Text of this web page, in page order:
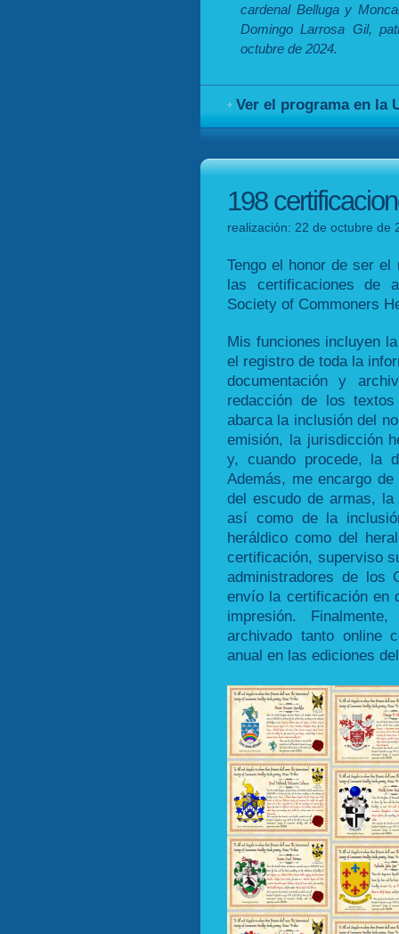
cardenal Belluga y
Domingo Larrosa Gil,
octubre de 2024.
Ver el programa en la
198
realización: 22 de octubre de
Tengo el honor de ser
las certificaciones de
Society of Commoners
Mis funciones incluyen
el registro de toda la
documentación y
redacción de los
abarca la inclusión del
emisión, la jurisdicción
y, cuando procede, la
Además, me encargo
del escudo de armas,
así como de la
heráldico como del
certificación, superviso
administradores de los
envío la certificación en
impresión.
archivado tanto online
anual en las ediciones